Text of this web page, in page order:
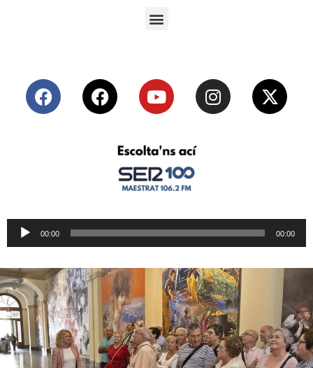
Reproductor
de
00:00 00:00